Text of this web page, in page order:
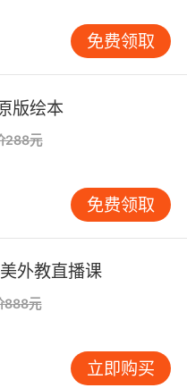
做的事情。
件充满挑战的事，在
娘是如何在抑制不住
制造的一连串麻烦
形象让人禁不住想
年人身上。
满吸引力的故事讲
雅而诙谐的插图相结
深深入迷、百听不
免费领取
版绘本
288元
免费领取
外教直播课
888元
立即购买